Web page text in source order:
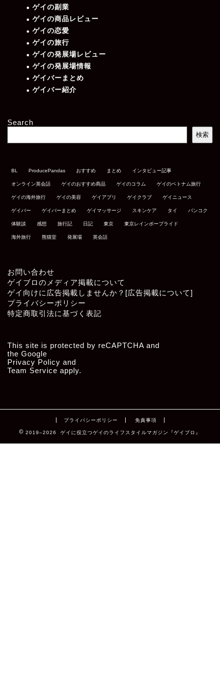
ゲイの副業
ゲイの商品レビュー
ゲイの恋愛
ゲイの旅行
ゲイの発展場レビュー
ゲイの発展場情報
ゲイバーまとめ
ゲイバー紹介
Search
検索
BL ProducePandas おすすめ まとめ インタビュー記事
オンライン英会話 ゲイのおすすめ商品 ゲイのコラム ゲイのベトナム旅行
ゲイの海外旅行 ゲイの美容 ゲイアプリ ゲイクラブ ゲイニュース
ゲイバー ゲイバーまとめ ゲイマッサージ スキンケア タイ バンコク
体験談 感想 旅行記 日記 東京 東京レインボープライド
海外旅行 熊猫堂 発展場 英会話
お問い合わせ
ゲイブロのメディア掲載について
ゲイ向けに広告掲載しませんか？[広告掲載について]
プライバシーポリシー
特定商取引法に基づく表記
This site is protected by reCAPTCHA and
the Google
Privacy Policy and
Team Service apply.
プライバシーポリシー 免責事項
2019–2026 ゲイに役立つゲイのライフスタイルマガジン『ゲイブロ』